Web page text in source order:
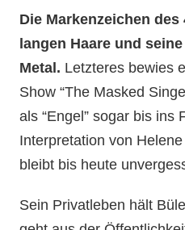
Die Markenzeichen
langen Haare und
Metal. Letzteres bewies
Show “The Masked
als “Engel” sogar bis ins
Interpretation von
bleibt bis heute
Sein Privatleben hält